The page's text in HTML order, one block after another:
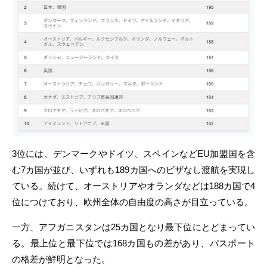
3位には、デンマークやドイツ、スペインなどEU加盟国を含
む7カ国が並び、いずれも189カ国へのビザなし渡航を実現し
ている。続けて、オーストリアやオランダなどは188カ国で4
位につけており、欧州全体の自由度の高さが目立っている。
一方、アフガニスタンは25カ国となり最下位にとどまってい
る。最上位と最下位では168カ国もの差があり、パスポート
の格差が鮮明となった。